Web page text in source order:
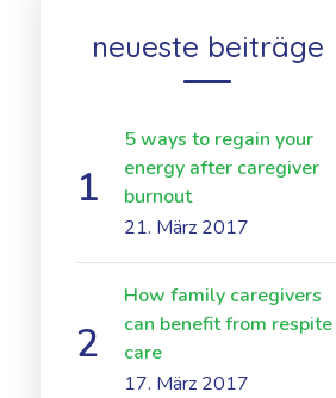
neueste beiträge
5 ways to regain your
energy after caregiver
burnout
21. März 2017
How family caregivers
can benefit from respite
care
17. März 2017